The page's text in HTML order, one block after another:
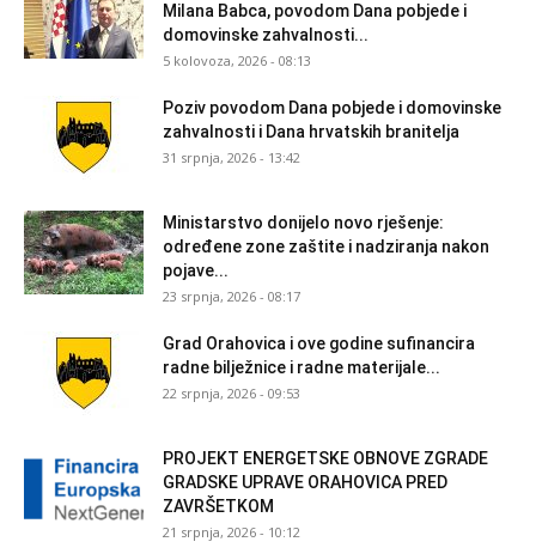
Milana Babca, povodom Dana pobjede i
domovinske zahvalnosti...
5 kolovoza, 2026 - 08:13
Poziv povodom Dana pobjede i domovinske
zahvalnosti i Dana hrvatskih branitelja
31 srpnja, 2026 - 13:42
Ministarstvo donijelo novo rješenje:
određene zone zaštite i nadziranja nakon
pojave...
23 srpnja, 2026 - 08:17
Grad Orahovica i ove godine sufinancira
radne bilježnice i radne materijale...
22 srpnja, 2026 - 09:53
PROJEKT ENERGETSKE OBNOVE ZGRADE
GRADSKE UPRAVE ORAHOVICA PRED
ZAVRŠETKOM
21 srpnja, 2026 - 10:12